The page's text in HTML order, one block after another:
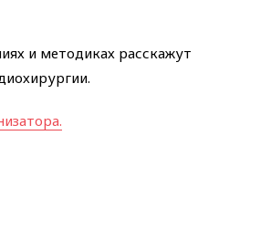
и методиках расскажут